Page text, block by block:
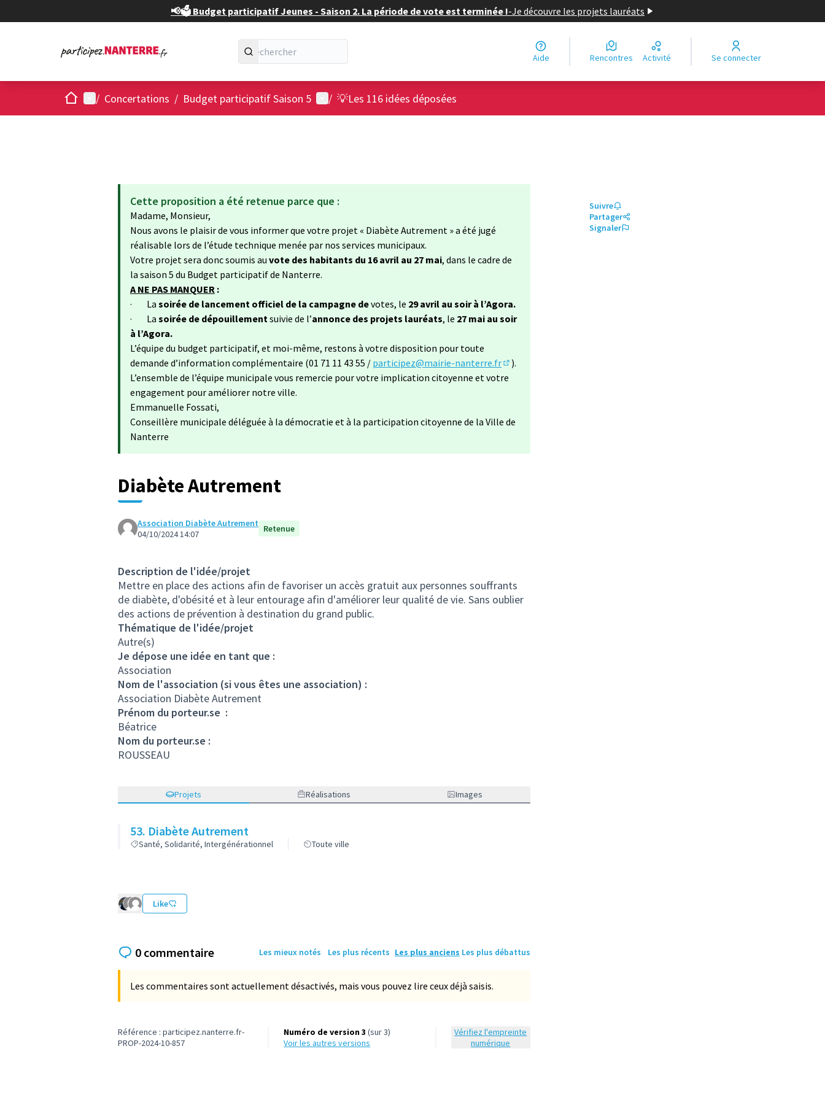
📢🗳️ Budget participatif Jeunes - Saison 2. La période de vote est terminée !-Je découvre les projets lauréats
Aide Rencontres Activité Se connecter
AccueilMenu principal
/ Concertations / Budget participatif Saison 5 Menu utilisateur
/ 💡Les 116 idées déposées
Cette proposition a été retenue parce que :
Madame, Monsieur,
Nous avons le plaisir de vous informer que votre projet « Diabète Autrement » a été jugé
réalisable lors de l’étude technique menée par nos services municipaux.
Votre projet sera donc soumis au vote des habitants du 16 avril au 27 mai, dans le cadre de
la saison 5 du Budget participatif de Nanterre.
A NE PAS MANQUER :
· La soirée de lancement officiel de la campagne devotes, le 29 avril au soir à l’Agora.
· La soirée de dépouillementsuivie de l’annonce des projets lauréats, le 27 mai au soir
à l’Agora.
L’équipe du budget participatif, et moi-même, restons à votre disposition pour toute
demande d’information complémentaire (01 71 11 43 55 / participez@mairie-nanterre.fr
(S'ouvre dans un nouvel onglet)
).
L’ensemble de l’équipe municipale vous remercie pour votre implication citoyenne et votre
engagement pour améliorer notre ville.
Emmanuelle Fossati,
Conseillère municipale déléguée à la démocratie et à la participation citoyenne de la Ville de
Nanterre
Diabète Autrement
Association Diabète Autrement
04/10/2024 14:07
Retenue
Description de l'idée/projet
Mettre en place des actions afin de favoriser un accès gratuit aux personnes souffrants
de diabète, d'obésité et à leur entourage afin d'améliorer leur qualité de vie. Sans oublier
des actions de prévention à destination du grand public.
Thématique de l'idée/projet
Autre(s)
Je dépose une idée en tant que :
Association
Nom de l'association (si vous êtes une association) :
Association Diabète Autrement
Prénom du porteur.se :
Béatrice
Nom du porteur.se :
ROUSSEAU
Projets Réalisations Images
53. Diabète Autrement
Santé, Solidarité, Intergénérationnel Toute ville
Like
Suivre
Partager
Signaler
0 commentaire Les mieux notés Les plus récents Les plus anciens Les plus débattus
Les commentaires sont actuellement désactivés, mais vous pouvez lire ceux déjà saisis.
Référence : participez.nanterre.fr-
PROP-2024-10-857
Numéro de version 3 (sur 3)
voir les autres versions
Vérifiez l'empreinte
numérique